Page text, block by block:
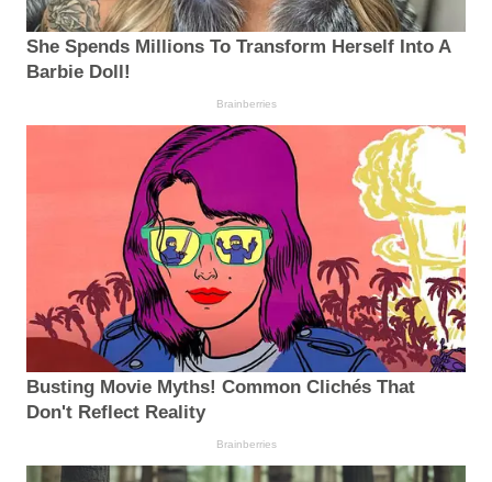
She Spends Millions To Transform Herself Into A
Barbie Doll!
Brainberries
Busting Movie Myths! Common Clichés That
Don't Reflect Reality
Brainberries